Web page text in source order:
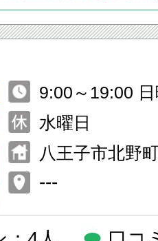
9:00～19:00
0:00～19:00
水曜日
八王子市北野
---